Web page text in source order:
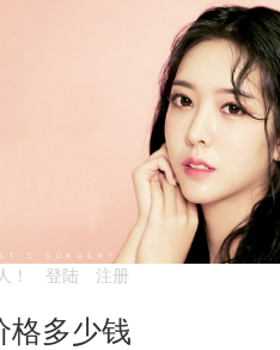
！ 登陆 注册
格多少钱